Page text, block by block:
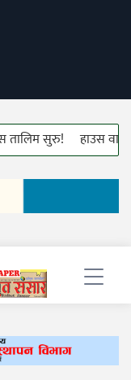
हाउस वायरीङ्ग केबलको